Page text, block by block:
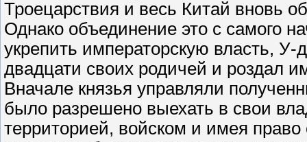
Троецарствия и весь Китай вновь
Однако объединение это с самого
укрепить императорскую власть, У-
двадцати своих родичей и роздал
Вначале князья управляли
было разрешено выехать в свои
территорией, войском и имея